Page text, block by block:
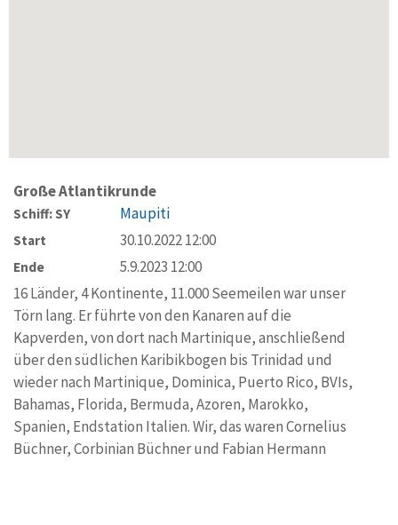
Große Atlantikrunde
Schiff: SY Maupiti
Start 30.10.2022 12:00
Ende
5.9.2023 12:00
16 Länder, 4 Kontinente, 11.000 Seemeilen war unser
Törn lang. Er führte von den Kanaren auf die
Kapverden, von dort nach Martinique, anschließend
über den südlichen Karibikbogen bis Trinidad und
wieder nach Martinique, Dominica, Puerto Rico, BVIs,
Bahamas, Florida, Bermuda, Azoren, Marokko,
Spanien, Endstation Italien. Wir, das waren Cornelius
Büchner, Corbinian Büchner und Fabian Hermann